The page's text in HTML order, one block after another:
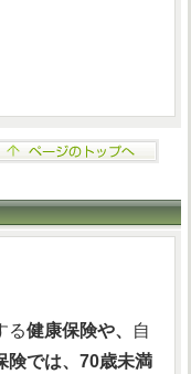
る健康保険や、
自
険では、70歳未満